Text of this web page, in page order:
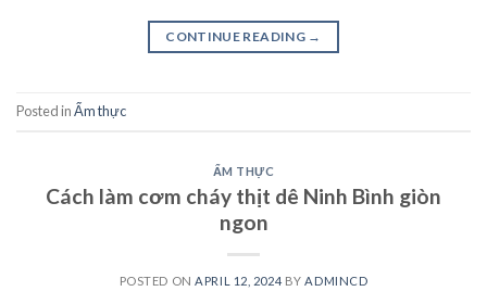
CONTINUE READING →
Posted inẨm thực
ẨM THỰC
Cách làm cơm cháy thịt dê Ninh Bình giòn
ngon
POSTED ON APRIL 12, 2024 BY ADMINCD